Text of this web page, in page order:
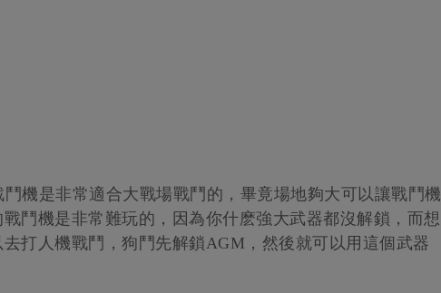
鬥機是非常適合大戰場戰鬥的，畢竟場地夠大可以讓戰鬥機
鬥機是非常難玩的，因為你什麽強大武器都沒解鎖，而想
打人機戰鬥，狗鬥先解鎖AGM，然後就可以用這個武器